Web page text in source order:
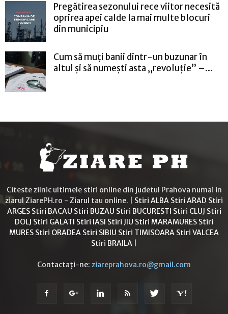
Pregătirea sezonului rece viitor necesită
oprirea apei calde la mai multe blocuri
din municipiu
Cum să muți banii dintr-un buzunar în
altul și să numești asta „revoluție” –...
Citeste zilnic ultimele stiri online din judetul Prahova numai in
ziarul ZiarePH.ro - Ziarul tau online. | Stiri ALBA Stiri ARAD Stiri
ARGES Stiri BACAU Stiri BUZAU Stiri BUCURESTI Stiri CLUJ Stiri
DOLJ Stiri GALATI Stiri IASI Stiri JIU Stiri MARAMURES Stiri
MURES Stiri ORADEA Stiri SIBIU Stiri TIMISOARA Stiri VALCEA
Stiri BRAILA
Contactați-ne: ziareprahova.ro@gmail.com